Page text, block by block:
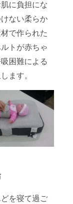
に負担にな
ない柔らか
で作られた
トが赤ちゃ
困難による
ます。
を寝て過ご